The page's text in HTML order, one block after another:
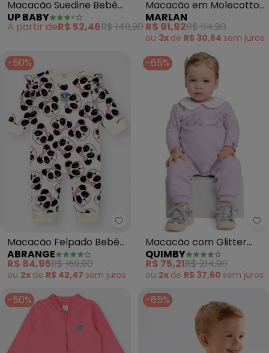
Macacão Suedine Bebê
Menina (Rosa)
UP BABY
A partir deR$ 52,46R$ 149,90
Macacão em Molecotton
Minhas Pelúcias (Rosa)
MARLAN
R$ 91,92R$ 114,90
ou 3x de R$ 30,64 sem juros
-50%
Abrange - Macacão Felpado
Macacão Felpado Bebê
Menina Pandinha (Nude)
ABRANGE
R$ 84,95R$ 169,90
ou 2x de R$ 42,47 sem juros
-65%
Macacão com Glitter
para Bebê (Roxo)
QUIMBY
R$ 75,21R$ 214,90
ou 2x de R$ 37,60 sem juros
-50% -65%